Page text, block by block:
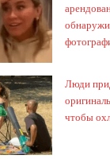
Люди
чтобы